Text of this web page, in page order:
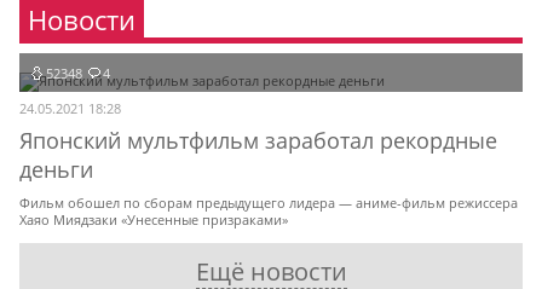
Новости
52348 4
24.05.2021 18:28
Японский мультфильм заработал рекордные
деньги
Фильм обошел по сборам предыдущего лидера — аниме-фильм режиссера
Хаяо Миядзаки «Унесенные призраками»
Ещё новости